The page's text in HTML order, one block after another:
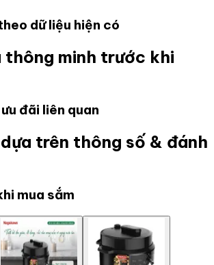
dữ liệu hiện có
thông minh trước khi
đãi liên quan
trên thông số & đánh
mua sắm